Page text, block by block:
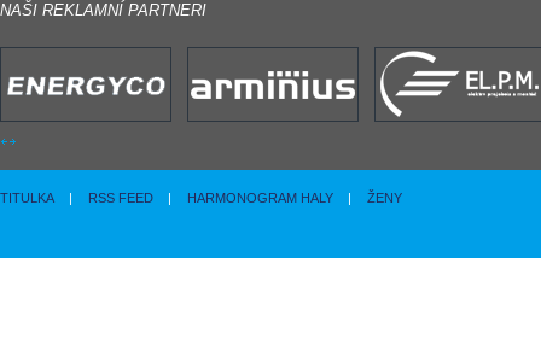
NAŠI REKLAMNÍ PARTNERI
TITULKA RSS FEED HARMONOGRAM HALY ŽENY